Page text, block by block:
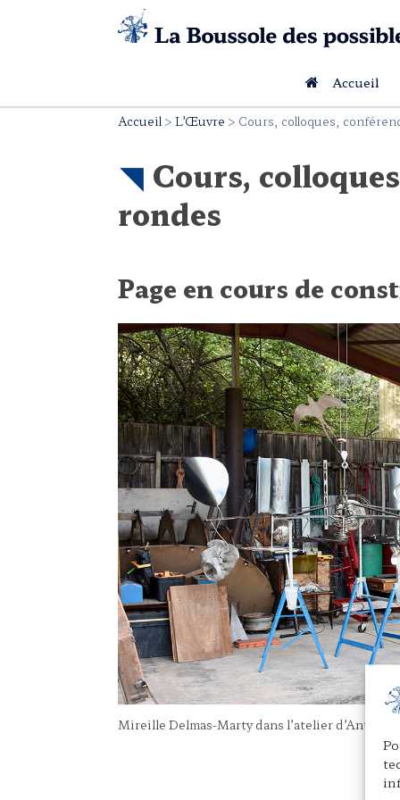
Accueil
Accueil > L’Œuvre > Cours, colloques,
Cours,
rondes
Page en cours de
Mireille Delmas-Marty dans l’atelier